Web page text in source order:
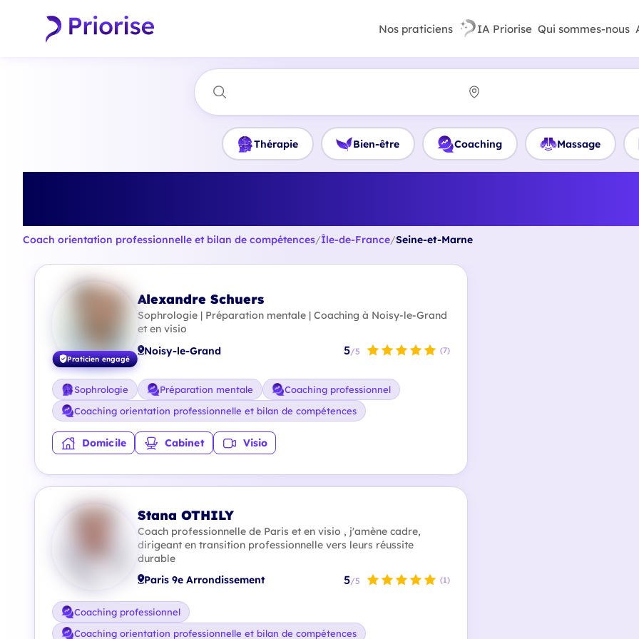
Nos praticiens IA Priorise Qui sommes-nous
Thérapie Bien-être Coaching Massage
Coach orientation professionnelle et bilan de compétences/Île-de-France/Seine-et-Marne
Praticien engagé
Alexandre Schuers
Sophrologie | Préparation mentale | Coaching à Noisy-le-Grand
et en visio
Noisy-le-Grand 5/5 (7)
Sophrologie Préparation mentale
Coaching professionnel
Coaching orientation professionnelle et bilan de compétences
Domicile Cabinet Visio
Stana OTHILY
Coach professionnelle de Paris et en visio , j'amène cadre,
dirigeant en transition professionnelle vers leurs réussite
durable
Paris 9e Arrondissement 5/5 (1)
Coaching professionnel
Coaching orientation professionnelle et bilan de compétences